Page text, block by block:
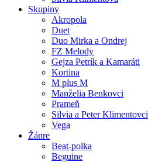
Skupiny
Akropola
Duet
Duo Mirka a Ondrej
FZ Melody
Gejza Petrík a Kamaráti
Kortina
M plus M
Manželia Benkovci
Prameň
Silvia a Peter Klimentovci
Vega
Žánre
Beat-polka
Beguine